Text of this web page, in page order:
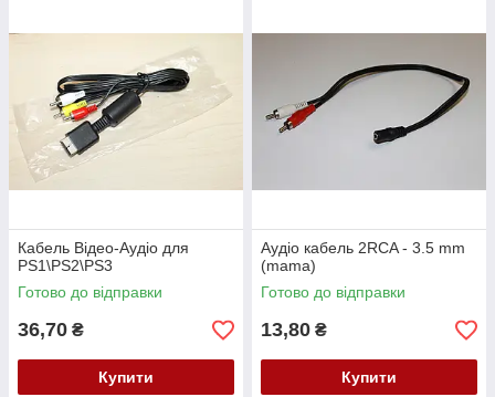
Кабель Відео-Аудіо для
PS1\PS2\PS3
Готово до відправки
36,70 ₴
Купити
Аудіо кабель 2RCA - 3.5 mm
(mama)
Готово до відправки
13,80 ₴
Купити